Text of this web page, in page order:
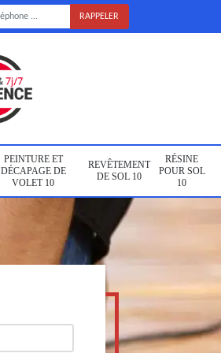
PEINTURE ET
DÉCAPAGE DE
VOLET 10
REVÊTEMENT
DE SOL 10
RÉSINE
POUR SOL
10